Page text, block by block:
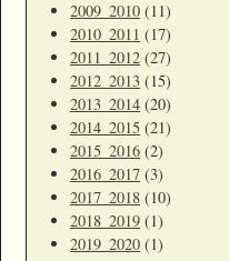
2009_2010 (11)
2010_2011 (17)
2011_2012 (27)
2012_2013 (15)
2013_2014 (20)
2014_2015 (21)
2015_2016 (2)
2016_2017 (3)
2017_2018 (10)
2018_2019 (1)
2019_2020 (1)